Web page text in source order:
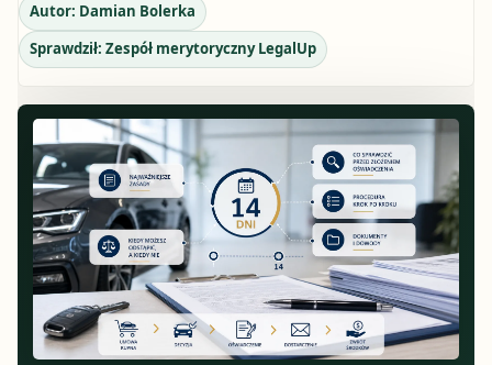
Autor: Damian Bolerka
Sprawdził: Zespół merytoryczny LegalUp